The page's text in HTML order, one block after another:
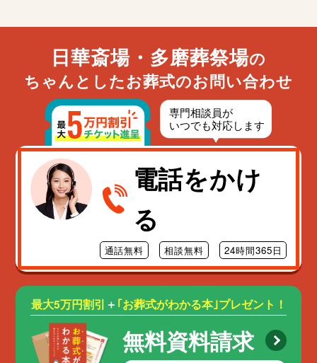
日華斎場・多磨葬祭場の
ちゃんとしたお葬式のお問い合わせ
電話をかけ
る
通話無料 相談無料 24時間365日
最大5万円割引 ＋ ｢お葬式がわかる本｣プレゼント！
無料資料請求